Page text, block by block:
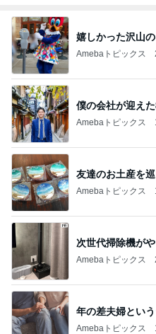
嬉しかった沢山
Amebaトピックス
僕の会社が迎え
Amebaトピックス
友達のお土産を
Amebaトピックス
次世代掃除機が
Amebaトピックス
年の差夫婦とい
Amebaトピックス